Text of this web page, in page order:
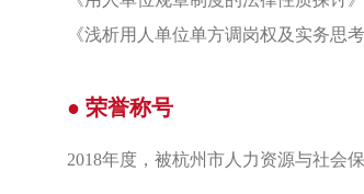
《浅析用人单位单方调岗权及实务思
● 荣誉称号
2018年度，被杭州市人力资源与社会